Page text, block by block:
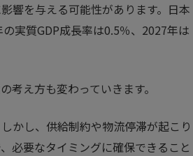
響を与える可能性があります。日本
実質GDP成長率は0.5％、2027年は
考え方も変わっていきます。
かし、供給制約や物流停滞が起こり
必要なタイミングに確保できること